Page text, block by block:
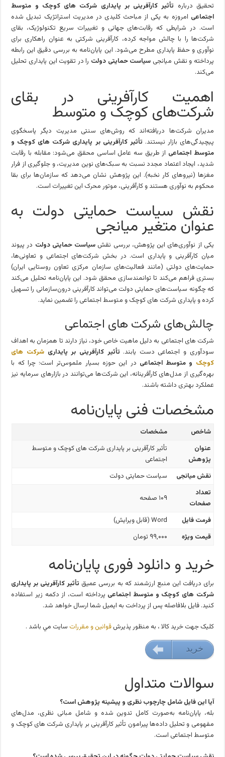
تحقیق درباره تأثیر کارآفرینی بر پایداری شرکت‌ های کوچک و متوسط
اجتماعی امروزه به یکی از مباحث کلیدی در مدیریت استراتژیک تبدیل شده
است. در شرایطی که رقابت‌های جهانی و تغییرات سریع تکنولوژیک، بقای
شرکت‌ها را با چالش مواجه کرده، کارآفرینی شرکتی به عنوان راهکاری برای
نوآوری و حفظ پایداری مطرح می‌شود. این پایان‌نامه به بررسی دقیق این رابطه
پرداخته و نقش میانجی سیاست حمایتی دولت را در تقویت این پایداری تحلیل
می‌کند.
اهمیت کارآفرینی در بقای
شرکت‌های کوچک و متوسط
مدیران شرکت‌ها دریافته‌اند که روش‌های سنتی مدیریت دیگر پاسخگوی
پیچیدگی‌های بازار نیستند. تأثیر کارآفرینی بر پایداری شرکت‌ های کوچک و
متوسط اجتماعی از طریق سه عامل اساسی محقق می‌شود: مقابله با رقابت
شدید، ایجاد اعتماد مجدد نسبت به سبک‌های نوین مدیریت، و جلوگیری از فرار
مغزها (نیروهای کار نخبه). این پژوهش نشان می‌دهد که سازمان‌ها برای بقا
محکوم به نوآوری هستند و کارآفرینی، موتور محرک این تغییرات است.
نقش سیاست حمایتی دولت به
عنوان متغیر میانجی
یکی از نوآوری‌های این پژوهش، بررسی نقش سیاست حمایتی دولت در پیوند
میان کارآفرینی و پایداری است. در بخش شرکت‌های اجتماعی و تعاونی‌ها،
حمایت‌های دولتی (مانند فعالیت‌های سازمان مرکزی تعاون روستایی ایران)
بستری فراهم می‌کند تا توانمندسازی محقق شود. این پایان‌نامه تحلیل می‌کند
که چگونه سیاست‌های حمایتی دولت می‌تواند کارآفرینی درون‌سازمانی را تسهیل
کرده و پایداری شرکت‌ های کوچک و متوسط اجتماعی را تضمین نماید.
چالش‌های شرکت‌ های اجتماعی
شرکت‌ های اجتماعی به دلیل ماهیت خاص خود، نیاز دارند تا همزمان به اهداف
سودآوری و اجتماعی دست یابند. تأثیر کارآفرینی بر پایداریشرکت‌ های
کوچک و متوسط اجتماعی در این حوزه بسیار ملموس‌تر است؛ چرا که با
بهره‌گیری از مدل‌های کارآفرینانه، این شرکت‌ها می‌توانند در بازارهای سرمایه نیز
عملکرد بهتری داشته باشند.
مشخصات فنی پایان‌نامه
شاخص
مشخصات
عنوان
پژوهش
تأثیر کارآفرینی بر پایداری شرکت‌ های کوچک و متوسط
اجتماعی
نقش میانجی
سیاست حمایتی دولت
تعداد
صفحات
۱۰۹ صفحه
فرمت فایل
Word (قابل ویرایش)
قیمت ویژه
۹۹,۰۰۰ تومان
خرید و دانلود فوری پایان‌نامه
برای دریافت این منبع ارزشمند که به بررسی عمیق تأثیر کارآفرینی بر پایداری
شرکت‌ های کوچک و متوسط اجتماعی پرداخته است، از دکمه زیر استفاده
کنید. فایل بلافاصله پس از پرداخت به ایمیل شما ارسال خواهد شد.
کليک جهت خريد کالا ، به منظور پذيرشقوانين و مقررات سايت مي باشد .
99000 تومان خريد
سوالات متداول
آیا این فایل شامل چارچوب نظری و پیشینه پژوهش است؟
بله، پایان‌نامه به‌صورت کامل تدوین شده و شامل مبانی نظری، مدل‌های
مفهومی و تحلیل داده‌ها پیرامون تأثیر کارآفرینی بر پایداری شرکت‌ های کوچک و
متوسط اجتماعی است.